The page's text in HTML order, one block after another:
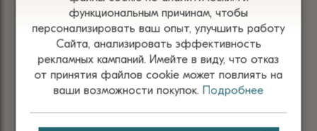
функциональным причинам, чтобы
персонализировать ваш опыт, улучшить работу
Сайта, анализировать эффективность
рекламных кампаний. Имейте в виду, что отказ
от принятия файлов сооkіе может повлиять на
ваши возможности покупок. Подробнее